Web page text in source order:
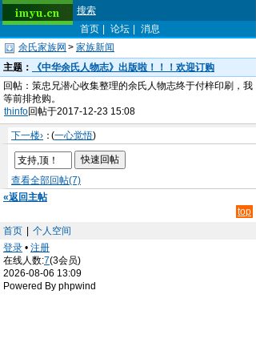
搜索
首页
论坛
消息
余氏家族网 > 家族新闻
主题：
《中华余氏人物志》出版啦！！！欢迎订购
回帖：策忠兄潜心收集整理的余氏人物志终于付梓印刷，我
等前排抢购。
thinfo回帖于2017-12-23 15:08
下一楼› ：(一心觉悟)
查看全部回帖(7)
«返回主帖
top
首页
个人空间
登录 • 注册
在线人数:7(3会员)
2026-08-06 13:09
Powered By phpwind